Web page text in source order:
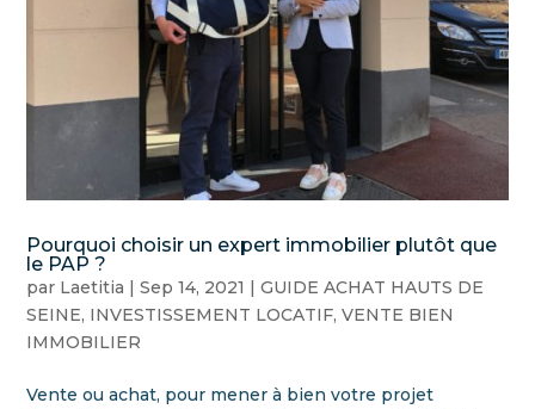
Pourquoi choisir un expert immobilier plutôt que
le PAP ?
par Laetitia |Sep 14, 2021 |GUIDE ACHAT HAUTS DE
SEINE, INVESTISSEMENT LOCATIF,VENTE BIEN
IMMOBILIER
Vente ou achat, pour mener à bien votre projet